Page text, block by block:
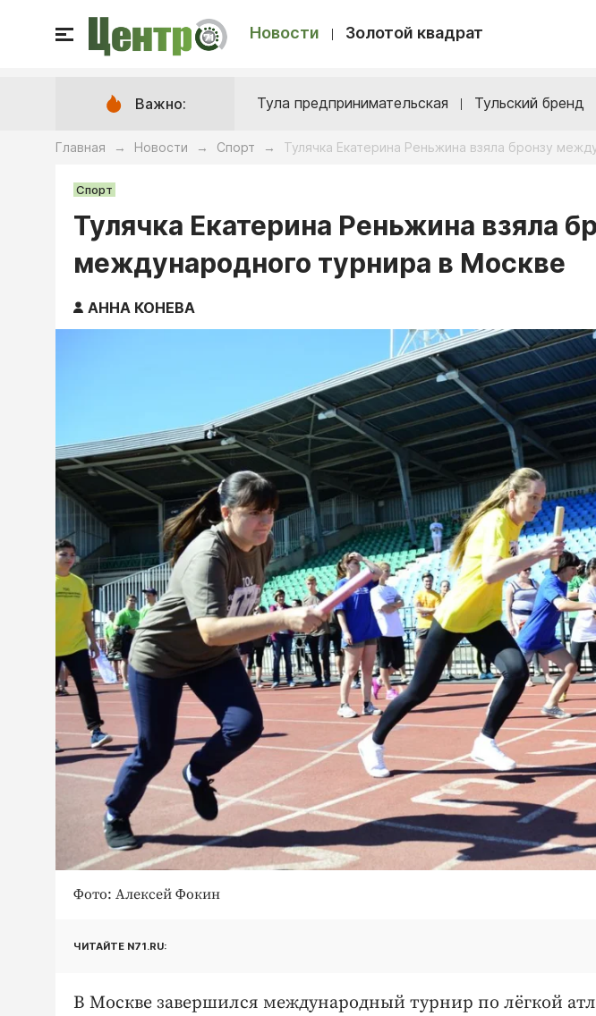
Новости Золотой квадрат
Важно: Тула предпринимательская Тульский бренд
Главная → Новости → Спорт → Тулячка Екатерина Реньжина взяла бронзу
Спорт
Тулячка Екатерина Реньжина взяла
международного турнира в Москве
АННА КОНЕВА
Фото: Алексей Фокин
ЧИТАЙТЕ N71.RU:
В Москве завершился международный турнир по лёгкой